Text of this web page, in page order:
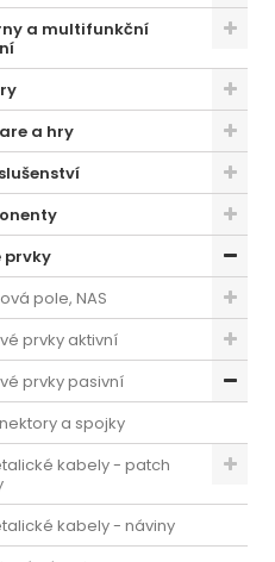
a multifunkční
a hry
prvky
pole, NAS
prvky aktivní
prvky pasivní
a spojky
kabely - patch
kabely - náviny